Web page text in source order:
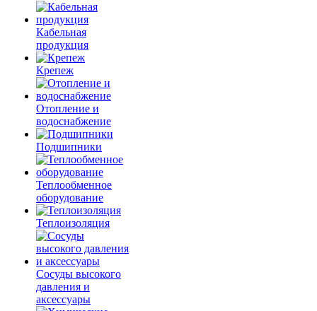
Кабельная
продукция
Крепеж
Отопление и
водоснабжение
Подшипники
Теплообменное
оборудование
Теплоизоляция
Сосуды высокого
давления и
аксессуары